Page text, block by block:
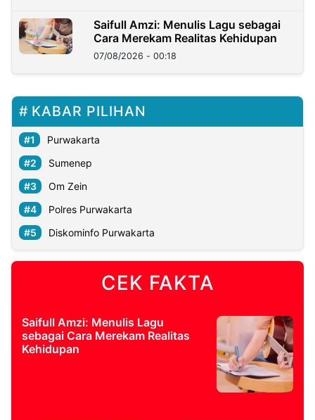
Saifull Amzi: Menulis Lagu sebagai
Cara Merekam Realitas Kehidupan
07/08/2026 - 00:18
KABAR PILIHAN
Purwakarta
Sumenep
Om Zein
Polres Purwakarta
Diskominfo Purwakarta
CEK FAKTA
Saifull Amzi: Menulis Lagu
sebagai Cara Merekam Realitas
Kehidupan